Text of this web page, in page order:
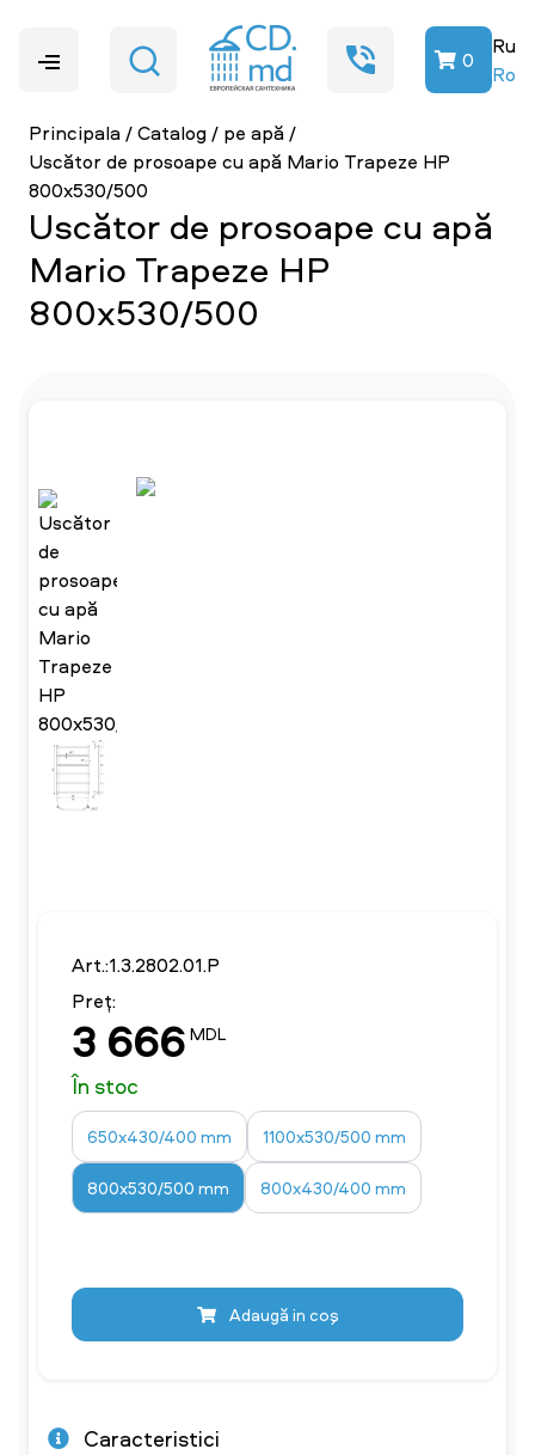
0
Ru
Ro
Principala/Catalog/ pe apă/
Uscător de prosoape cu apă Mario Trapeze HP
800x530/500
Uscător de prosoape cu apă
Mario Trapeze HP
800x530/500
Art.:1.3.2802.01.P
Preț:
3 666 MDL
În stoc
650x430/400 mm 1100x530/500 mm
800x530/500 mm 800x430/400 mm
Adaugă in coş
Caracteristici